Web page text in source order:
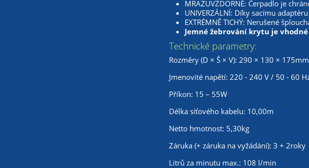
MRAZUVZDORNÉ: Čerpadlo je
UNIVERZÁLNÍ: Díky sacímu
EXTRÉMNĚ TICHÝ: Nerušené
Jemné žebrování krytu je
Technické parametry:
Rozměry (D × Š × V): 290 × 130 × 175mm
Jmenovité napětí: 220 - 240 V / 50 - 60
Příkon: 15 – 55W
Délka síťového kabelu: 10,00m
Netto hmotnost: 5,30kg
Záruka (+ záruka na vyžádání): 3 + 2roky
Litrů za minutu max.: 108 l/min